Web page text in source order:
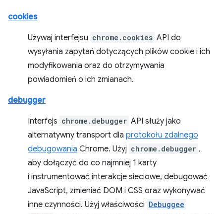
cookies
Używaj interfejsu chrome.cookies API do
wysyłania zapytań dotyczących plików cookie i ich
modyfikowania oraz do otrzymywania
powiadomień o ich zmianach.
debugger
Interfejs chrome.debugger API służy jako
alternatywny transport dla protokołu zdalnego
debugowania Chrome. Użyj chrome.debugger ,
aby dołączyć do co najmniej 1 karty
i instrumentować interakcje sieciowe, debugować
JavaScript, zmieniać DOM i CSS oraz wykonywać
inne czynności. Użyj właściwości Debuggee